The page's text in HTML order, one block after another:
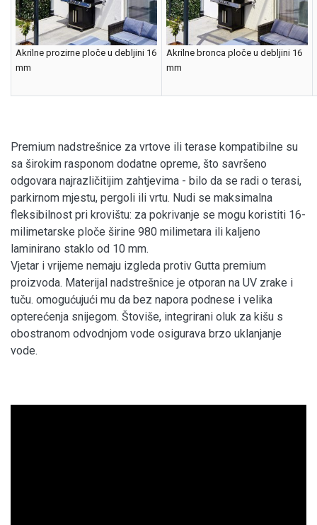
Akrilne prozirne ploče u debljini 16
mm
Akrilne bronca ploče u debljini 16
mm
Premium nadstrešnice za vrtove ili terase kompatibilne su
sa širokim rasponom dodatne opreme, što savršeno
odgovara najrazličitijim zahtjevima - bilo da se radi o terasi,
parkirnom mjestu, pergoli ili vrtu. Nudi se maksimalna
fleksibilnost pri krovištu: za pokrivanje se mogu koristiti 16-
milimetarske ploče širine 980 milimetara ili kaljeno
laminirano staklo od 10 mm.
Vjetar i vrijeme nemaju izgleda protiv Gutta premium
proizvoda. Materijal nadstrešnice je otporan na UV zrake i
tuču. omogućujući mu da bez napora podnese i velika
opterećenja snijegom. Štoviše, integrirani oluk za kišu s
obostranom odvodnjom vode osigurava brzo uklanjanje
vode.